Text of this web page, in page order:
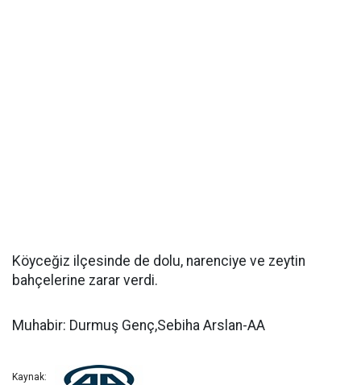
Köyceğiz ilçesinde de dolu, narenciye ve zeytin
bahçelerine zarar verdi.
Muhabir: Durmuş Genç,Sebiha Arslan-AA
Kaynak: